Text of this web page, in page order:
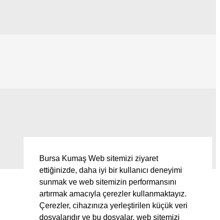
Bursa Kumaş Web sitemizi ziyaret
ettiğinizde, daha iyi bir kullanıcı deneyimi
sunmak ve web sitemizin performansını
artırmak amacıyla çerezler kullanmaktayız.
Çerezler, cihazınıza yerleştirilen küçük veri
dosyalarıdır ve bu dosyalar, web sitemizi